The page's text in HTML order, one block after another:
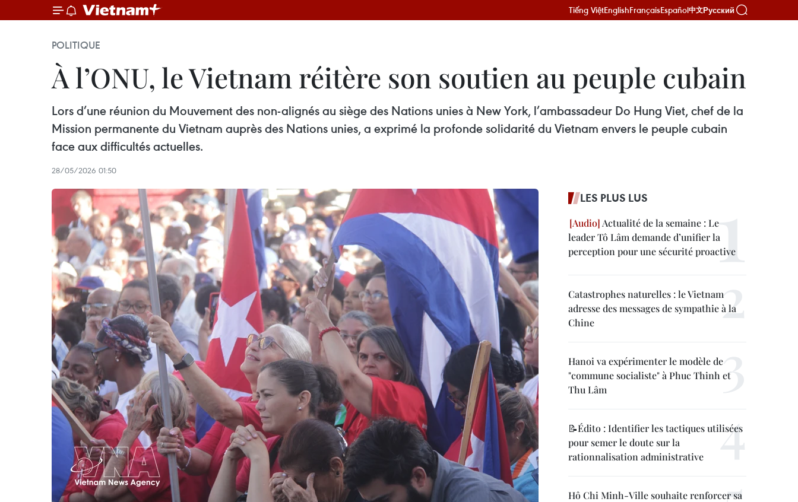
Tiếng ViệtEnglishFrançaisEspañol中文Русский
POLITIQUE
À l’ONU, le Vietnam réitère son soutien au peuple cubain
Lors d’une réunion du Mouvement des non-alignés au siège des Nations unies à New York, l’ambassadeur Do Hung Viet, chef de la
Mission permanente du Vietnam auprès des Nations unies, a exprimé la profonde solidarité du Vietnam envers le peuple cubain
face aux difficultés actuelles.
28/05/2026 01:50
LES PLUS LUS
Actualité de la semaine : Le
leader Tô Lâm demande d’unifier la
perception pour une sécurité proactive
Catastrophes naturelles : le Vietnam
adresse des messages de sympathie à la
Chine
Hanoi va expérimenter le modèle de
"commune socialiste" à Phuc Thinh et
Thu Lâm
📝Édito : Identifier les tactiques utilisées
pour semer le doute sur la
rationnalisation administrative
Hô Chi Minh-Ville souhaite renforcer sa